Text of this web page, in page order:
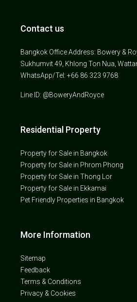
Contact us
Bangkok Office Address: Bowery &
Sukhumvit 49, Khlong Ton Nua,
WhatsApp/Tel: +66 86 323 9768
Line ID: @BoweryAndRoyce
Residential Property
Property for Sale in Bangkok
Property for Sale in Phrom Phong
Property for Sale in Thong Lor
Property for Sale in Ekkamai
Pet Friendly Properties in Bangkok
More Information
Sitemap
Feedback
Terms & Conditions
Privacy & Cookies